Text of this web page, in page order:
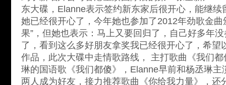
东大碟，Elanne表示签约新东家后很开心，能继
她已经很开心了，今年她也参加了2012年劲歌金曲
果”，但她也表示：马上又要回归了，自己好多年
了，看到这么多好朋友拿奖我已经很开心了，希望
作品，此次大碟中走情歌路线， 主打歌曲《我们
琳的国语歌《我们都傻》，Elanne早前和杨丞琳主
两人成为好友，接力推荐歌曲《你给我力量》，还